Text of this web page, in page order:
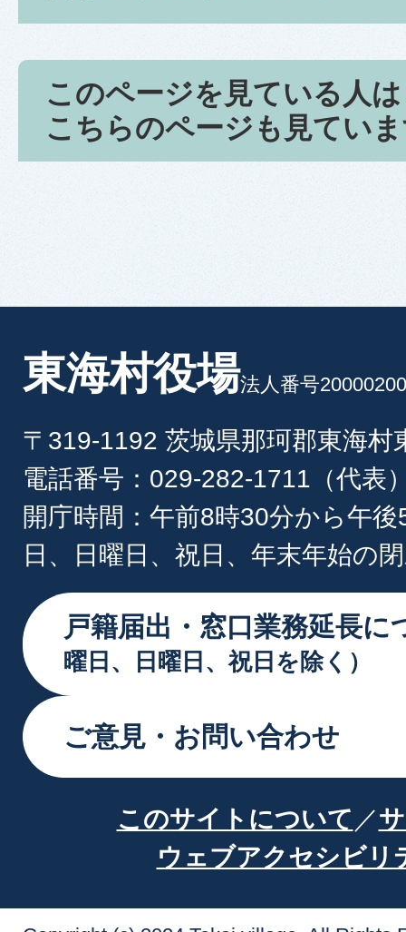
このページを見ている人は
こちらのページも見てい
東海村役場法人番号
〒319-1192 茨城県那珂郡東海村
電話番号：029-282-1711（代表
開庁時間：午前8時30分から午
日、日曜日、祝日、年末年始の
戸籍届出・窓口業務延長に
曜日、日曜日、祝日を除く）
ご意見・お問い合わせ
このサイトについて
ウェブアクセシビリ